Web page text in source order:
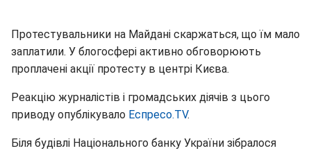
Протестувальники на Майдані скаржаться, що їм мало
заплатили. У блогосфері активно обговорюють
проплачені акції протесту в центрі Києва.
Реакцію журналістів і громадських діячів з цього
приводу опублікувало Еспресо.TV.
Біля будівлі Національного банку України зібралося